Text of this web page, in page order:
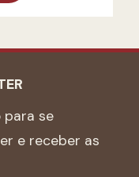
para se
e receber as